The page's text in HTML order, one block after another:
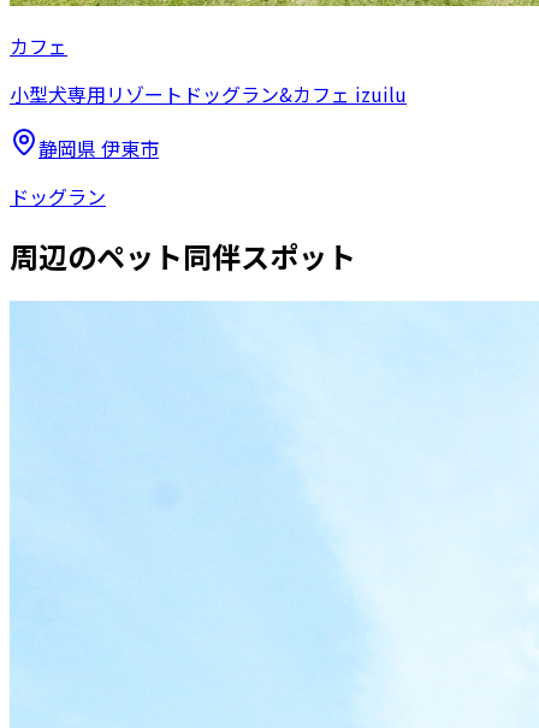
カフェ
小型犬専用リゾートドッグラン&カフェ izuilu
静岡県 伊東市
ドッグラン
周辺のペット同伴スポット